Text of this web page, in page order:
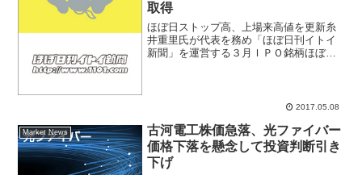
取得
ほぼ日ストップ高、上場来高値を更新糸
井重里氏が代表を務め「ほぼ日刊イトイ
新聞」を運営する３月ＩＰＯ銘柄ほぼ日
2017.05.08
Market News
古河電工株価急落、光ファイバー
価格下落を懸念して投資判断引き
下げ